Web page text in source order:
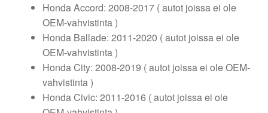
Honda Accord: 2008-2017 ( autot joissa ei ole
OEM-vahvistinta )
Honda Ballade: 2011-2020 ( autot joissa ei ole
OEM-vahvistinta )
Honda City: 2008-2019 ( autot joissa ei ole OEM-
vahvistinta )
Honda Civic: 2011-2016 ( autot joissa ei ole